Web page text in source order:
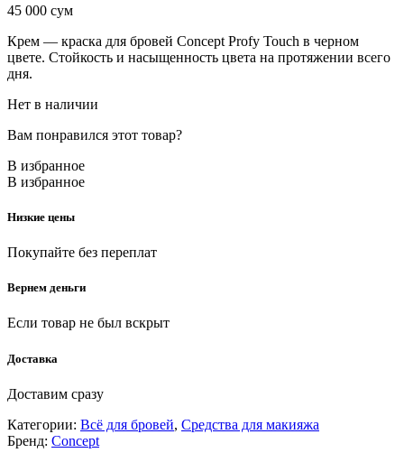
45 000 сум
Крем — краска для бровей Concept Profy Touch в черном
цвете. Стойкость и насыщенность цвета на протяжении всего
дня.
Нет в наличии
Вам понравился этот товар?
В избранное
В избранное
Низкие цены
Покупайте без переплат
Вернем деньги
Если товар не был вскрыт
Доставка
Доставим сразу
Категории: Всё для бровей, Средства для макияжа
Бренд: Concept